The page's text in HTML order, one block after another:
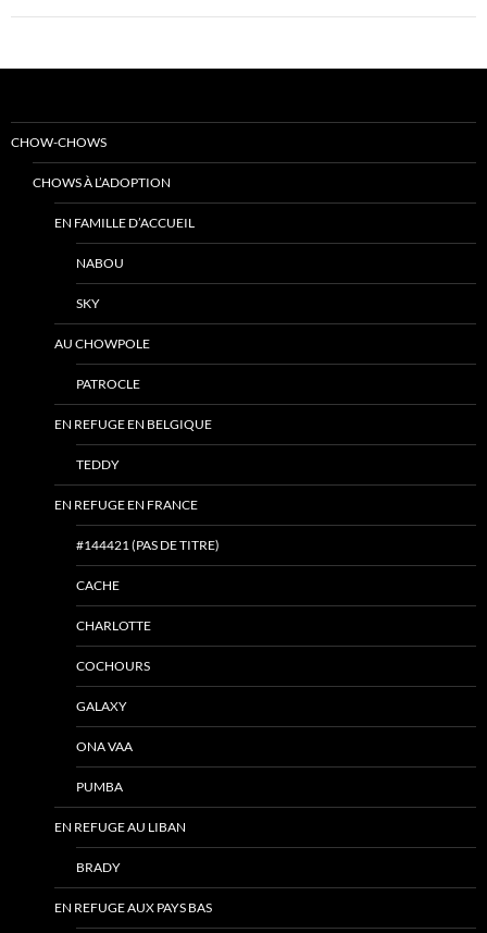
CHOW-CHOWS
CHOWS À L’ADOPTION
EN FAMILLE D’ACCUEIL
NABOU
SKY
AU CHOWPOLE
PATROCLE
EN REFUGE EN BELGIQUE
TEDDY
EN REFUGE EN FRANCE
#144421 (PAS DE TITRE)
CACHE
CHARLOTTE
COCHOURS
GALAXY
ONA VAA
PUMBA
EN REFUGE AU LIBAN
BRADY
EN REFUGE AUX PAYS BAS